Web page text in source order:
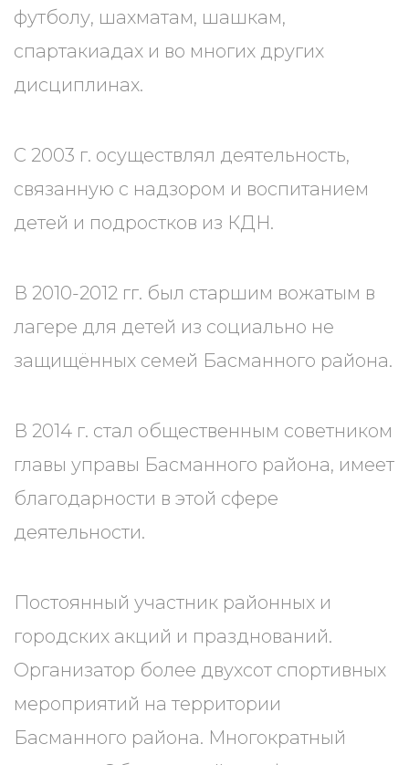
футболу, шахматам, шашкам,
спартакиадах и во многих других
дисциплинах.
С 2003 г. осуществлял деятельность,
связанную с надзором и воспитанием
детей и подростков из КДН.
В 2010-2012 гг. был старшим вожатым в
лагере для детей из социально не
защищённых семей Басманного района.
В 2014 г. стал общественным советником
главы управы Басманного района, имеет
благодарности в этой сфере
деятельности.
Постоянный участник районных и
городских акций и празднований.
Организатор более двухсот спортивных
мероприятий на территории
Басманного района. Многократный